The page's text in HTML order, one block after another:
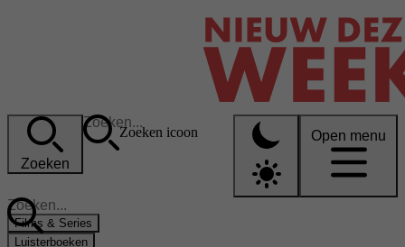
Zoeken
Zoeken icoon Open menu
Films & Series
Luisterboeken